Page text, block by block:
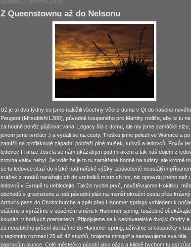
Z Queenstownu až do Nelsonu
Už je to dva týdny co jsme naložili všechny věci z domu v Qt do našeho
Peugeot (Mitsubishi L300), původně koupeného pro Martiny rodiče, aby si tu
za hodně peněz půjčovat vana. Legacy šlo z domu, ale my jsme zamáčkli
jenom jsme tvrďáci :) a vydali se na cesty. Trošku jsme polezli ve Wanace a po
zamířili na profláknuté západní pobřeží plné mušek, turistů a ledovců. Foxův
ledovec Franze Josefa se nám ukázali jen pod mrakem a tak náš dojem z
zrovna valný nebyl. Je vidět že je to tu zaměřené hodně na turisty. ale kromě
se tu ledovce plazí do nízké nadmořské výšky, způsobené neustálým
srážek z mraků narážejících do vrcholků místních hor, nic opravdu jiného než
ledovců v Evropě tu nehledejte. Takže rychle pryč, navštěvujeme Hokitiku,
obchodů s greenstone a náš původní plán na menší okružní cestu přes krásný
Arthur's pass do Christchurche a zpět přes Hannmer springs vzhledem k
otáčíme a vyrážíme v opačném směru k Hannmer spring, toužebně
koupání v horkých pramenech. Připojujeme se k cestovatelské dvojici Ondry a
za neustálého pršení dorážíme do Hannmer spring, užíváme si koupačky v
v teplotním rozmezí 25 až 42 stupňů, hrajeme minigolf a nastavujeme svá těla
paprskům slunce. Celé městečko působí jako oáza a klidně bychom tu asi